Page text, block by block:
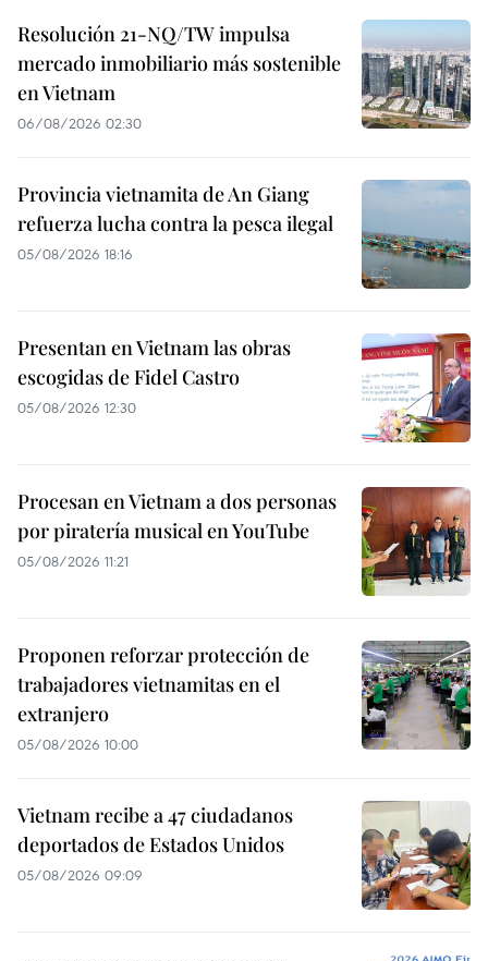
Resolución 21-NQ/TW impulsa
mercado inmobiliario más sostenible
en Vietnam
06/08/2026 02:30
Provincia vietnamita de An Giang
refuerza lucha contra la pesca ilegal
05/08/2026 18:16
Presentan en Vietnam las obras
escogidas de Fidel Castro
05/08/2026 12:30
Procesan en Vietnam a dos personas
por piratería musical en YouTube
05/08/2026 11:21
Proponen reforzar protección de
trabajadores vietnamitas en el
extranjero
05/08/2026 10:00
Vietnam recibe a 47 ciudadanos
deportados de Estados Unidos
05/08/2026 09:09